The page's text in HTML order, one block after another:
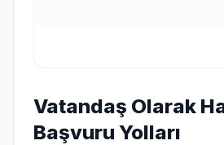
Vatandaş Olarak
Başvuru Yolları